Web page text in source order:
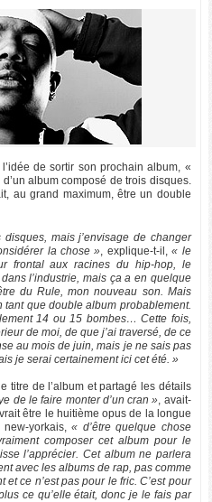
de sortir son prochain album, «
album composé de trois disques.
au grand maximum, être un double
mais j’envisage de changer
la chose », explique-t-il,« le
frontal aux racines du hip-hop, le
l’industrie, mais ça a en quelque
du Rule, mon nouveau son. Mais
tant que double album probablement.
14 ou 15 bombes… Cette fois,
de moi, de que j’ai traversé, de ce
au mois de juin, mais je ne sais pas
je serai certainement ici cet été. »
titre de l’album et partagé les détails
de le faire monter d’un cran », avait-
être le huitième opus de la longue
new-yorkais,« d’être quelque chose
composer cet album pour le
l’apprécier. Cet album ne parlera
avec les albums de rap, pas comme
et ce n’est pas pour le fric. C’est pour
ce qu’elle était, donc je le fais par